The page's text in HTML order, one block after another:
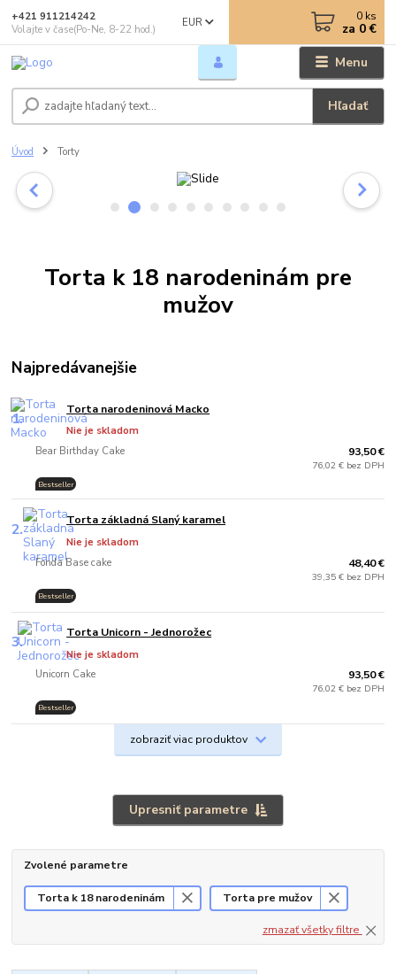
Menu
EUR
Hľadať
+421 911214242
Volajte v čase(Po-Ne, 8-22 hod.)
0 ks
za 0 €
Úvod Torty
Torta k 18 narodeninám pre
mužov
Najpredávanejšie
1. Torta narodeninová Macko
Bear Birthday Cake
Nie je skladom
Bestseller
93,50 €
76,02 € bez DPH
2. Torta základná Slaný karamel
Fonda Base cake
Nie je skladom
Bestseller
48,40 €
39,35 € bez DPH
3. Torta Unicorn - Jednorožec
Unicorn Cake
Nie je skladom
Bestseller
93,50 €
76,02 € bez DPH
zobraziť viac produktov
Upresniť parametre
Zvolené parametre
Torta k 18 narodeninám Torta pre mužov
zmazať všetky filtre